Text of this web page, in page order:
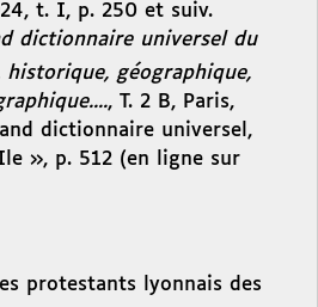
t. I, p. 250 et suiv.
dictionnaire universel du
historique, géographique,
, T. 2 B, Paris,
dictionnaire universel,
», p. 512 (en ligne sur
protestants lyonnais des